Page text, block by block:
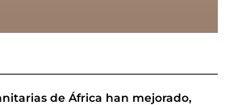
de África han mejorado,